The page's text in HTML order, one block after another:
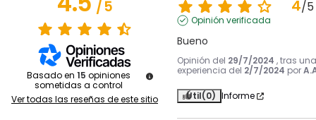
/5
Basado en 15 opiniones
sometidas a control
Ver todas las reseñas de este sitio
4/5
Opinión verificada
Bueno
Opinión del 29/7/2024 , tras una
experiencia del 2/7/2024 por
Útil(0) Informe